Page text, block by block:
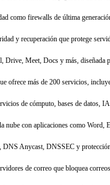
como firewalls de última
y recuperación que protege
Drive, Meet, Docs y más, diseñada
ofrece más de 200 servicios,
de cómputo, bases de datos,
nube con aplicaciones como Word,
Anycast, DNSSEC y
de correo que bloquea